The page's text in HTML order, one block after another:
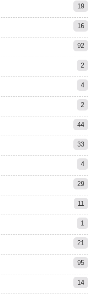
19
16
92
2
4
2
44
33
4
29
11
1
21
95
14